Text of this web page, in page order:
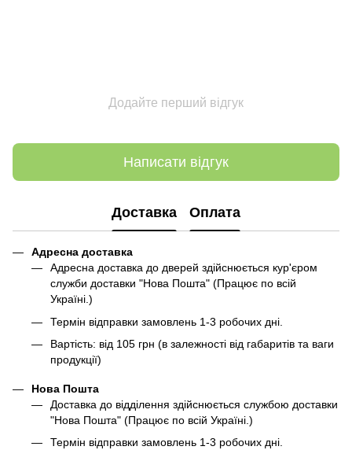
Додайте перший відгук
Написати відгук
Доставка Оплата
Адресна доставка
Адресна доставка до дверей здійснюється кур'єром
служби доставки "Нова Пошта" (Працює по всій
Україні.)
Термін відправки замовлень 1-3 робочих дні.
Вартість: від 105 грн (в залежності від габаритів та ваги
продукції)
Нова Пошта
Доставка до відділення здійснюється службою доставки
"Нова Пошта" (Працює по всій Україні.)
Термін відправки замовлень 1-3 робочих дні.